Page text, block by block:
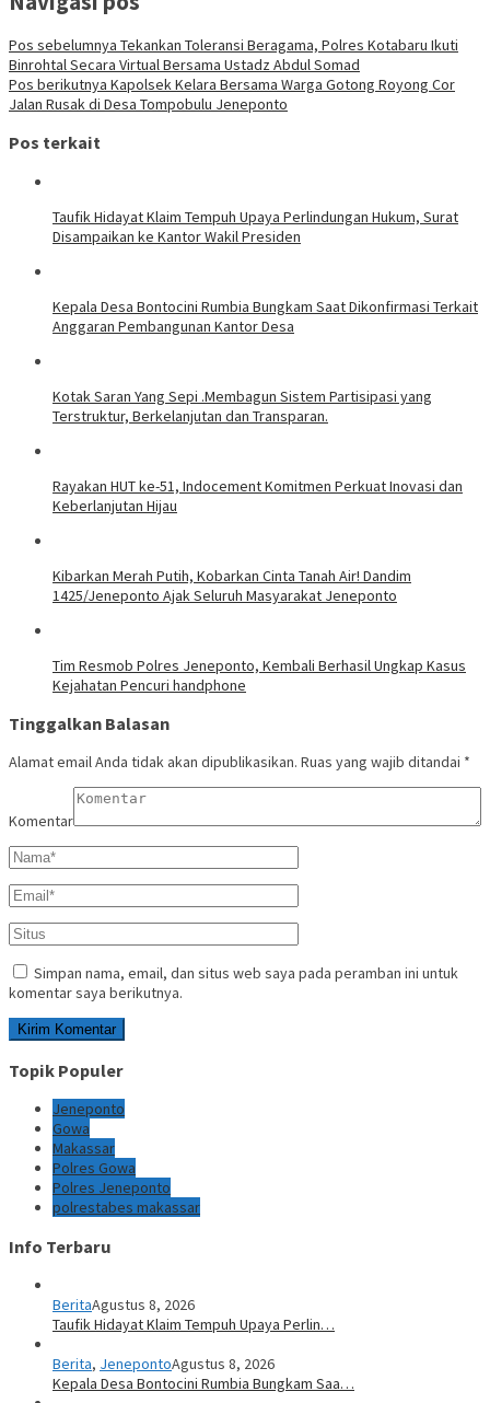
Pos sebelumnya Tekankan Toleransi Beragama, Polres Kotabaru Ikuti
Binrohtal Secara Virtual Bersama Ustadz Abdul Somad
Pos berikutnya Kapolsek Kelara Bersama Warga Gotong Royong Cor
Jalan Rusak di Desa Tompobulu Jeneponto
Pos terkait
Taufik Hidayat Klaim Tempuh Upaya Perlindungan Hukum, Surat
Disampaikan ke Kantor Wakil Presiden
Kepala Desa Bontocini Rumbia Bungkam Saat Dikonfirmasi Terkait
Anggaran Pembangunan Kantor Desa
Kotak Saran Yang Sepi .Membagun Sistem Partisipasi yang
Terstruktur, Berkelanjutan dan Transparan.
Rayakan HUT ke-51, Indocement Komitmen Perkuat Inovasi dan
Keberlanjutan Hijau
Kibarkan Merah Putih, Kobarkan Cinta Tanah Air! Dandim
1425/Jeneponto Ajak Seluruh Masyarakat Jeneponto
Tim Resmob Polres Jeneponto, Kembali Berhasil Ungkap Kasus
Kejahatan Pencuri handphone
Tinggalkan Balasan
Alamat email Anda tidak akan dipublikasikan. Ruas yang wajib ditandai *
Komentar
Simpan nama, email, dan situs web saya pada peramban ini untuk
komentar saya berikutnya.
Topik Populer
Jeneponto
Gowa
Makassar
Polres Gowa
Polres Jeneponto
polrestabes makassar
Info Terbaru
BeritaAgustus 8, 2026
Taufik Hidayat Klaim Tempuh Upaya Perlin…
Berita, JenepontoAgustus 8, 2026
Kepala Desa Bontocini Rumbia Bungkam Saa…